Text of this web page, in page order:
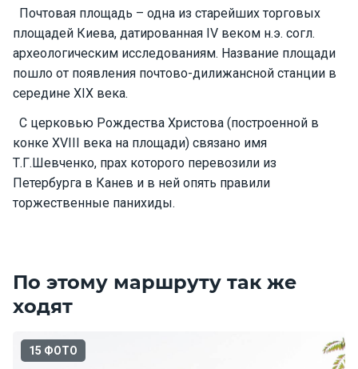
Почтовая площадь – одна из старейших торговых
площадей Киева, датированная IV веком н.э. согл.
археологическим исследованиям. Название площади
пошло от появления почтово-дилижансной станции в
середине XIX века.
С церковью Рождества Христова (построенной в
конке XVIII века на площади) связано имя
Т.Г.Шевченко, прах которого перевозили из
Петербурга в Канев и в ней опять правили
торжественные панихиды.
По этому маршруту так же
ходят
15 ФОТО
т
ы
а
т
р
а
ммы
Подаро
чные